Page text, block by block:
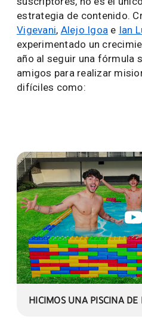
estrategia de contenido.
Vigevani, Alejo Igoa e Ian
experimentado un
año al seguir una fórmula
amigos para realizar
difíciles como:
HICIMOS UNA PISCINA DE